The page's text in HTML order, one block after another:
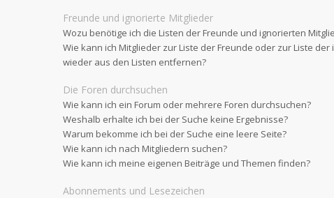
Freunde und ignorierte Mitglieder
Wozu benötige ich die Listen der Freunde und ignorierten
Wie kann ich Mitglieder zur Liste der Freunde oder zur Liste
wieder aus den Listen entfernen?
Die Foren durchsuchen
Wie kann ich ein Forum oder mehrere Foren durchsuchen?
Weshalb erhalte ich bei der Suche keine Ergebnisse?
Warum bekomme ich bei der Suche eine leere Seite?
Wie kann ich nach Mitgliedern suchen?
Wie kann ich meine eigenen Beiträge und Themen finden?
Abonnements und Lesezeichen